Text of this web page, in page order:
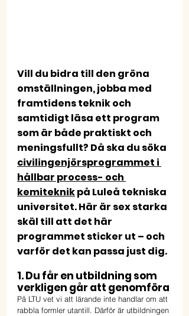
Vill du bidra till den gröna
omställningen, jobba med
framtidens teknik och
samtidigt läsa ett program
som är både praktiskt och
meningsfullt? Då ska du söka
civilingenjörsprogrammet i
hållbar process- och
kemiteknik på Luleå tekniska
universitet. Här är sex starka
skäl till att det här
programmet sticker ut – och
varför det kan passa just dig.
1. Du får en utbildning som
verkligen går att genomföra
På LTU vet vi att lärande inte handlar om att
rabbla formler utantill. Därför är utbildningen